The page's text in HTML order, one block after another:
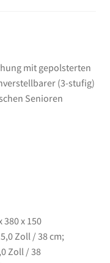
mit gepolsterten
(3-stufig)
Senioren
380 x 150
Zoll / 38 cm;
Zoll / 38